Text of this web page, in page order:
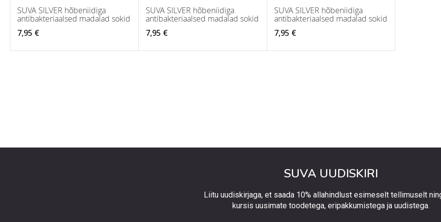
SUVA SILVER hõbeniidiga
antibakteriaalsed madalad sokid
7,95 €
SUVA SILVER hõbeniidiga
antibakteriaalsed madalad sokid
7,95 €
SUVA SILVER hõbeniidiga
antibakteriaalsed madalad sokid
7,95 €
SUVA UUDISKIRI
Liitu uudiskirjaga, et saada 10% allahindlust esimeselt tellimuselt
kursis uusimate toodetega, eripakkumistega ja uudistega.